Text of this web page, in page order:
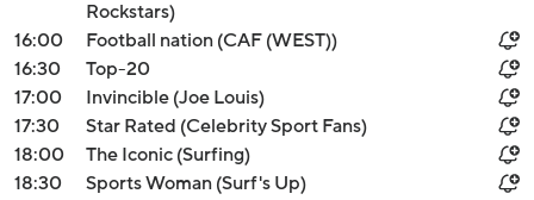
Rockstars)
16:00
Football nation (CAF (WEST))
16:30
Top-20
17:00
Invincible (Joe Louis)
17:30
Star Rated (Celebrity Sport Fans)
18:00
The Iconic (Surfing)
18:30
Sports Woman (Surf's Up)